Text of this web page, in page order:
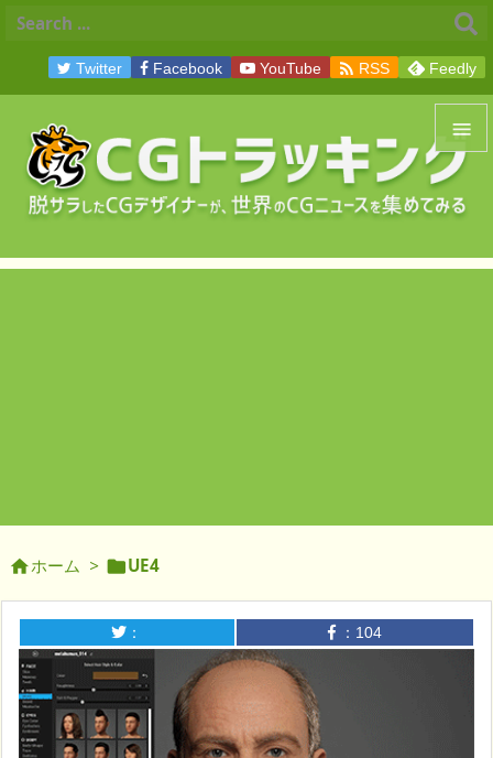


メニュ
サイ
Twitter Facebook YouTube  RSS Feedly
ホーム > UE4
： ： 104